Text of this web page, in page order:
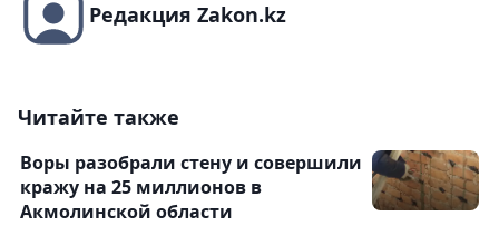
Редакция Zakon.kz
Читайте также
Воры разобрали стену и совершили
кражу на 25 миллионов в
Акмолинской области